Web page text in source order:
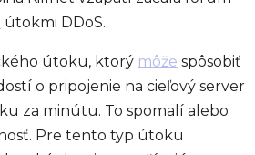
útokmi DDoS.
útoku, ktorý môže spôsobiť
o pripojenie na cieľový server
za minútu. To spomalí alebo
Pre tento typ útoku